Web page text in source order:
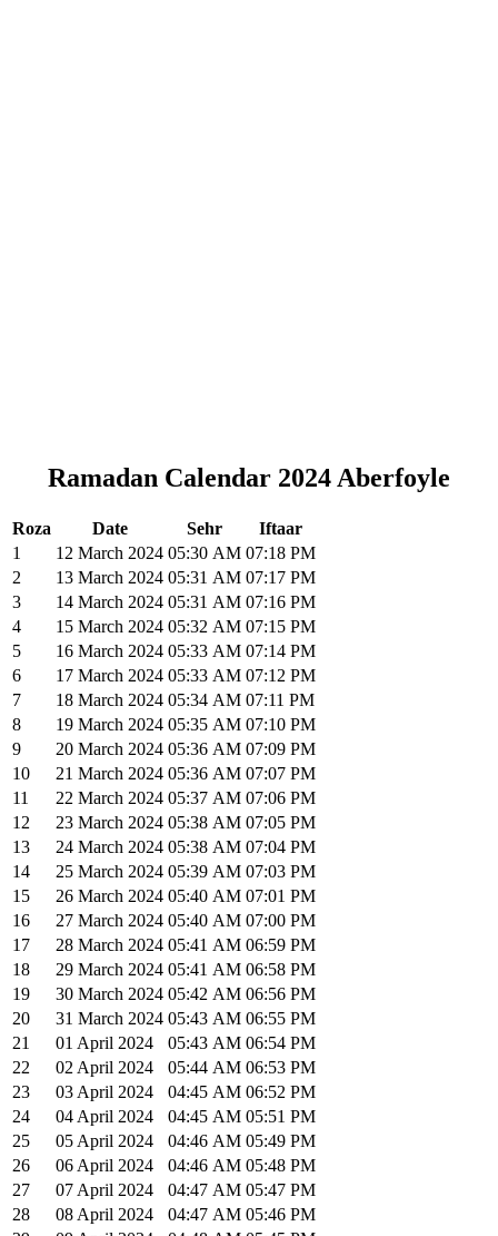
Ramadan Calendar 2024 Aberfoyle
Roza Date Sehr
Iftaar
1
12 March 2024 05:30 AM 07:18 PM
2
13 March 2024 05:31 AM 07:17 PM
3
14 March 2024 05:31 AM 07:16 PM
4
15 March 2024 05:32 AM 07:15 PM
5
16 March 2024 05:33 AM 07:14 PM
6
17 March 2024 05:33 AM 07:12 PM
7
18 March 2024 05:34 AM 07:11 PM
8
19 March 2024 05:35 AM 07:10 PM
9
20 March 2024 05:36 AM 07:09 PM
10
21 March 2024 05:36 AM 07:07 PM
11
22 March 2024 05:37 AM 07:06 PM
12
23 March 2024 05:38 AM 07:05 PM
13
24 March 2024 05:38 AM 07:04 PM
14
25 March 2024 05:39 AM 07:03 PM
15
26 March 2024 05:40 AM 07:01 PM
16
27 March 2024 05:40 AM 07:00 PM
17
28 March 2024 05:41 AM 06:59 PM
18
29 March 2024 05:41 AM 06:58 PM
19
30 March 2024 05:42 AM 06:56 PM
20
31 March 2024 05:43 AM 06:55 PM
21
01 April 2024 05:43 AM 06:54 PM
22
02 April 2024 05:44 AM 06:53 PM
23
03 April 2024 04:45 AM 06:52 PM
24
04 April 2024 04:45 AM 05:51 PM
25
05 April 2024 04:46 AM 05:49 PM
26
06 April 2024 04:46 AM 05:48 PM
27
07 April 2024 04:47 AM 05:47 PM
28
08 April 2024 04:47 AM 05:46 PM